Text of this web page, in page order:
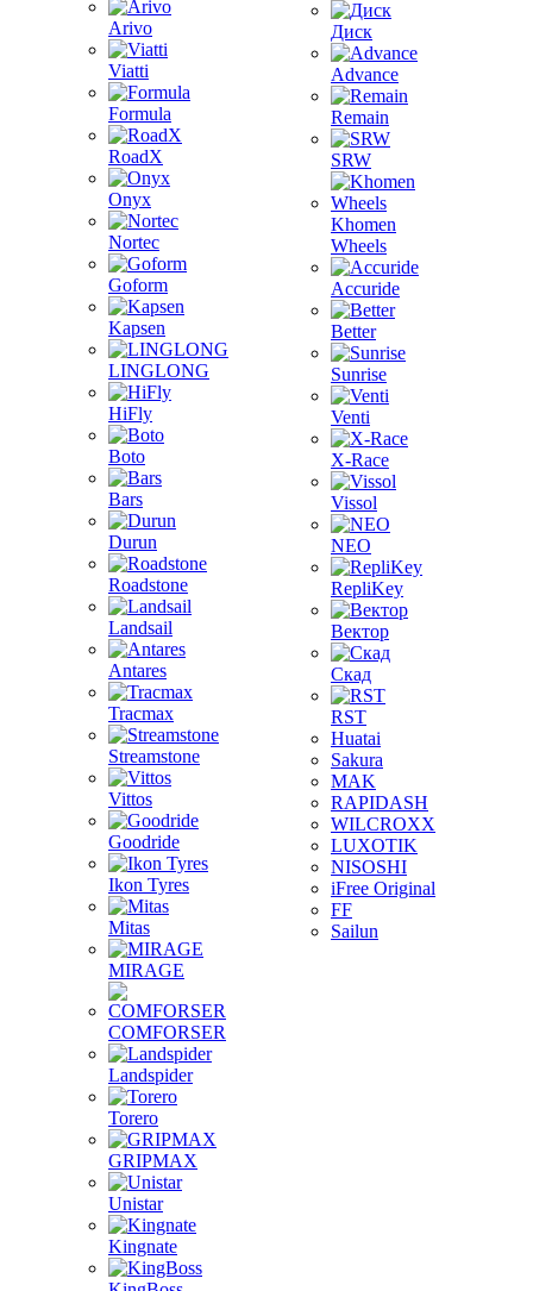
Arivo
Viatti
Formula
RoadX
Onyx
Nortec
Goform
Kapsen
LINGLONG
HiFly
Boto
Bars
Durun
Roadstone
Landsail
Antares
Tracmax
Streamstone
Vittos
Goodride
Ikon Tyres
Mitas
MIRAGE
COMFORSER
Landspider
Torero
GRIPMAX
Unistar
Kingnate
Диск
Advance
Remain
SRW
Khomen
Wheels
Accuride
Better
Sunrise
Venti
X-Race
Vissol
NEO
RepliKey
Вектор
Скад
RST
Huatai
Sakura
MAK
RAPIDASH
WILCROXX
LUXOTIK
NISOSHI
iFree Original
FF
Sailun